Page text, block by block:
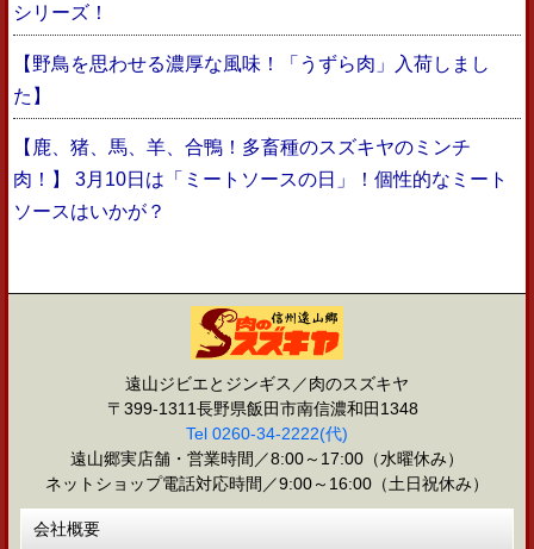
シリーズ！
【野鳥を思わせる濃厚な風味！「うずら肉」入荷しまし
た】
【鹿、猪、馬、羊、合鴨！多畜種のスズキヤのミンチ
肉！】 3月10日は「ミートソースの日」！個性的なミート
ソースはいかが？
遠山ジビエとジンギス／肉のスズキヤ
〒399-1311長野県飯田市南信濃和田1348
Tel 0260-34-2222(代)
遠山郷実店舗・営業時間／8:00～17:00（水曜休み）
ネットショップ電話対応時間／9:00～16:00（土日祝休み）
会社概要